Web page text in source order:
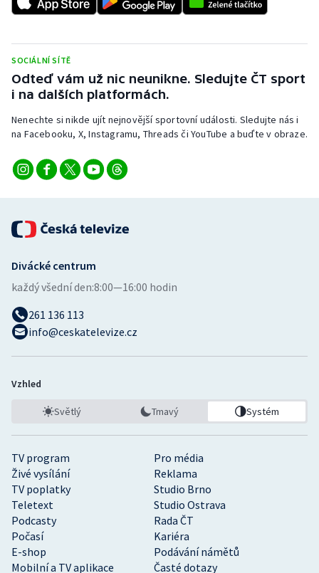
SOCIÁLNÍ SÍTĚ
Odteď vám už nic neunikne. Sledujte ČT sport
i na dalších platformách.
Nenechte si nikde ujít nejnovější sportovní události. Sledujte nás i
na Facebooku, X, Instagramu, Threads či YouTube a buďte v obraze.
TV program
Pro média
Živé vysílání
Reklama
TV poplatky
Studio Brno
Teletext
Studio Ostrava
Podcasty
Rada ČT
Počasí
Kariéra
E-shop
Podávání námětů
Mobilní a TV aplikace
Časté dotazy
Divácké centrum
každý všední den:8:00—16:00 hodin
261 136 113
info@ceskatelevize.cz
Vzhled
Světlý Tmavý Systém